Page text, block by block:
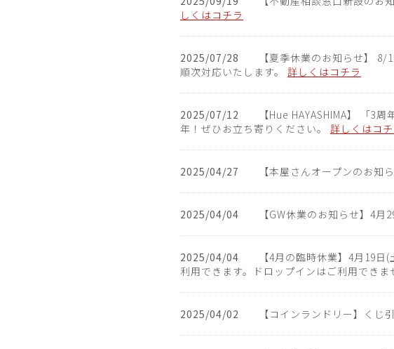
しくはコチラ
2025/07/28
【夏季休業のお知らせ】
順次対応いたします。 詳しくはコチラ
2025/07/12
【Hue HAYASHIMA】 「3
年！ぜひお立ち寄りください。 詳しくはコチ
2025/04/27 【本屋さんオープンのお知
2025/04/04 【GW休業のお知らせ】4
2025/04/04
【4月の臨時休業】4月19
利用できます。ドロップインはご利用できま
2025/04/02 【コインランドリー】くじ